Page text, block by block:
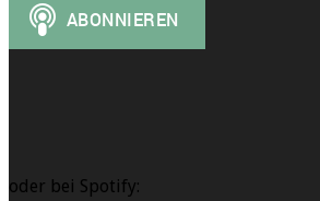
oder bei Spotify: